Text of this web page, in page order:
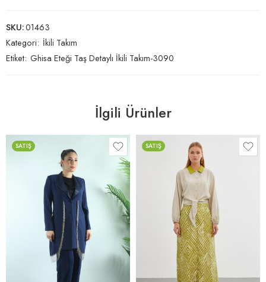
SKU:01463
Kategori: İkili Takım
Etiket: Ghisa Eteği Taş Detaylı İkili Takım-3090
İlgili Ürünler
SATIŞ SATIŞ
OLİVE-BEJ